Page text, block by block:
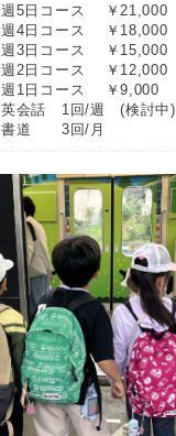
週5日コース ￥21,000
週4日コース ￥18,000
週3日コース ￥15,000
週2日コース ￥12,000
週1日コース ￥9,000
英会話 1回/週 (検討中)
書道 3回/月